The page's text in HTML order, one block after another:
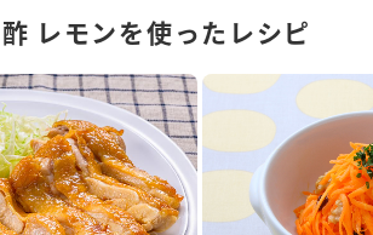
レモンを使ったレシピ